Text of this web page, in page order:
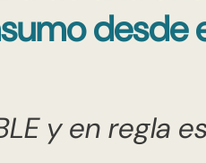
desde
y en regla